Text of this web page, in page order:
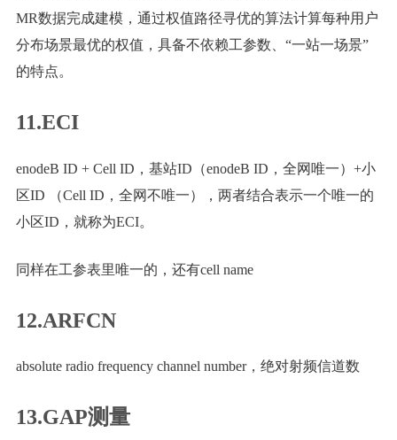
MR数据完成建模，通过权值路径寻优的算法计算每种用户
分布场景最优的权值，具备不依赖工参数、“一站一场景”
的特点。
11.ECI
enodeB ID + Cell ID，基站ID（enodeB ID，全网唯一）+小
区ID （Cell ID，全网不唯一），两者结合表示一个唯一的
小区ID，就称为ECI。
同样在工参表里唯一的，还有cell name
12.ARFCN
absolute radio frequency channel number，绝对射频信道数
13.GAP测量